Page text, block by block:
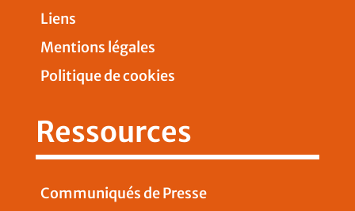
Liens
Mentions légales
Politique de cookies
Ressources
Communiqués de Presse